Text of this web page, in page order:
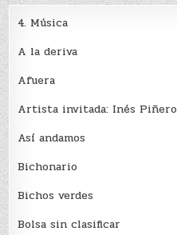
4. Música
A la deriva
Afuera
Artista invitada: Inés Piñero
Así andamos
Bichonario
Bichos verdes
Bolsa sin clasificar